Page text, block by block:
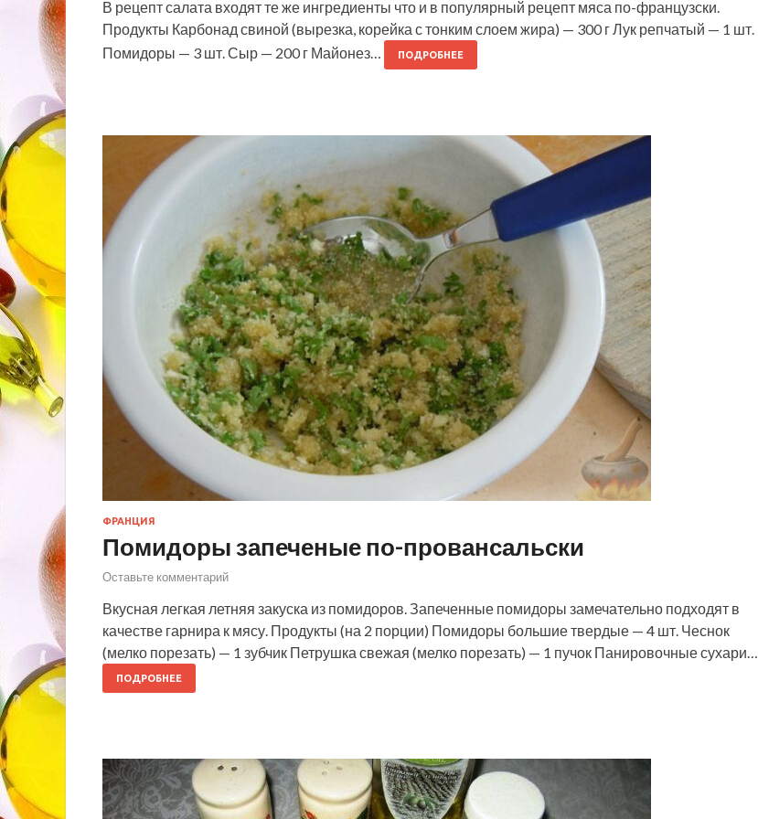
В рецепт салата входят те же ингредиенты что и в популярный рецепт мяса по-французски.
Продукты Карбонад свиной (вырезка, корейка с тонким слоем жира) — 300 г Лук репчатый — 1 шт.
Помидоры — 3 шт. Сыр — 200 г Майонез…
ПОДРОБНЕЕ
ФРАНЦИЯ
Помидоры запеченые по-провансальски
Оставьте комментарий
Вкусная легкая летняя закуска из помидоров. Запеченные помидоры замечательно подходят в
качестве гарнира к мясу. Продукты (на 2 порции) Помидоры большие твердые — 4 шт. Чеснок
(мелко порезать) — 1 зубчик Петрушка свежая (мелко порезать) — 1 пучок Панировочные сухари…
ПОДРОБНЕЕ